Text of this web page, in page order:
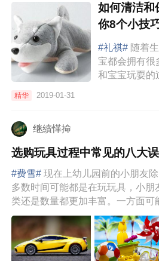
如何清洁和
你8个小技
#礼祺# 随着
宝都会拥有很
和宝宝玩耍的
过程中身体
精华 2019-01-31
继續愅掵
选购玩具过程中常见的八大
#费雪# 现在上幼儿园前的小朋友
多数时间可能都是在玩玩具，小朋
类还是数量都更加丰富。一方面可
时间陪伴，希望通...